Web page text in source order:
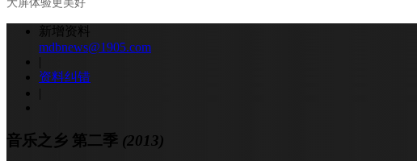
大屏体验更美好
新增资料
mdbnews@1905.com
|
资料纠错
|
音乐之乡 第二季 (2013)